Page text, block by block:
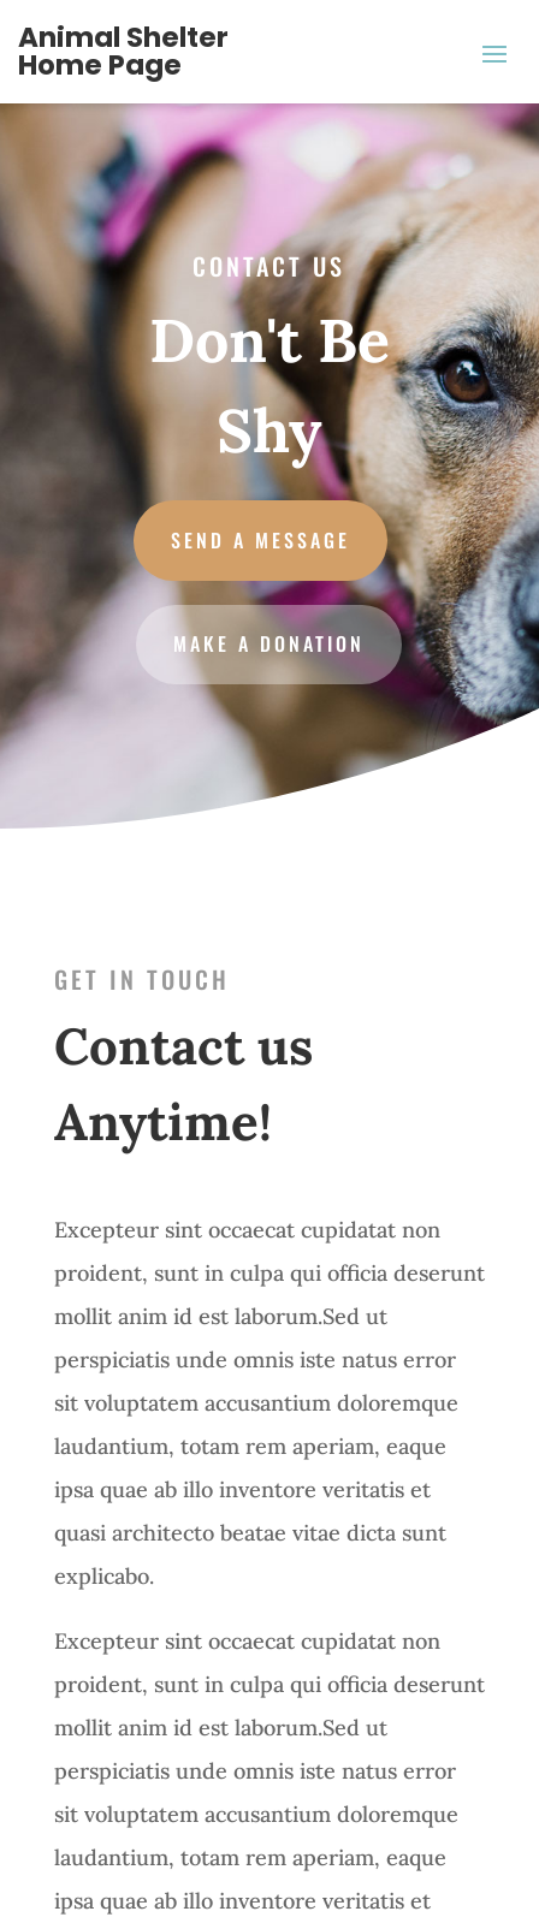
Animal Shelter
Home Page
CONTACT US
Don't Be
Shy
SEND A MESSAGE
MAKE A DONATION
GET IN TOUCH
Contact us
Anytime!
Excepteur sint occaecat cupidatat non
proident, sunt in culpa qui officia deserunt
mollit anim id est laborum.Sed ut
perspiciatis unde omnis iste natus error
sit voluptatem accusantium doloremque
laudantium, totam rem aperiam, eaque
ipsa quae ab illo inventore veritatis et
quasi architecto beatae vitae dicta sunt
explicabo.
Excepteur sint occaecat cupidatat non
proident, sunt in culpa qui officia deserunt
mollit anim id est laborum.Sed ut
perspiciatis unde omnis iste natus error
sit voluptatem accusantium doloremque
laudantium, totam rem aperiam, eaque
ipsa quae ab illo inventore veritatis et